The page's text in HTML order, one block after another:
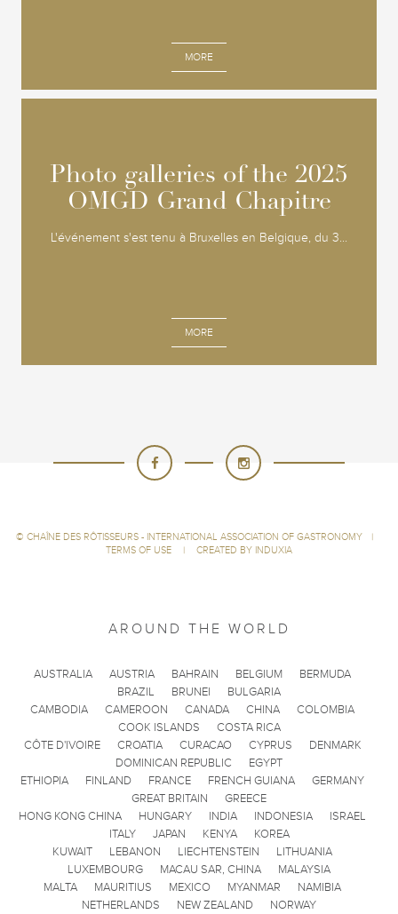
MORE
Photo galleries of the 2025
OMGD Grand Chapitre
L'événement s'est tenu à Bruxelles en Belgique, du 3...
MORE
Photo galleries of the 2025
OMGD Grand Chapitre
© CHAÎNE DES RÔTISSEURS - INTERNATIONAL ASSOCIATION OF GASTRONOMY
|
TERMS OF USE
| CREATED BY INDUXIA
AROUND THE WORLD
AUSTRALIA AUSTRIA BAHRAIN BELGIUM
BERMUDA
BRAZIL
BRUNEI
BULGARIA
CAMBODIA
CAMEROON CANADA CHINA
COLOMBIA
COOK ISLANDS
COSTA RICA
CÔTE D'IVOIRE
CROATIA CURACAO CYPRUS
DENMARK
DOMINICAN REPUBLIC
EGYPT
ETHIOPIA
FINLAND FRANCE FRENCH GUIANA
GERMANY
GREAT BRITAIN
GREECE
HONG KONG CHINA
HUNGARY INDIA INDONESIA
ISRAEL
ITALY
JAPAN KENYA
KOREA
KUWAIT
LEBANON LIECHTENSTEIN
LITHUANIA
LUXEMBOURG
MACAU SAR, CHINA
MALAYSIA
MALTA
MAURITIUS MEXICO MYANMAR
NAMIBIA
NETHERLANDS
NEW ZEALAND NORWAY